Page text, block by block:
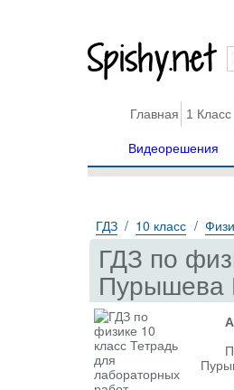
Spishy.net
Главная 1 Класс
Видеорешения
ГДЗ 10 класс
ГДЗ по
Пурышева